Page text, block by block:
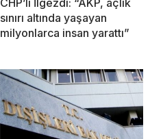
sınırı altında yaşayan
milyonlarca insan yarattı”